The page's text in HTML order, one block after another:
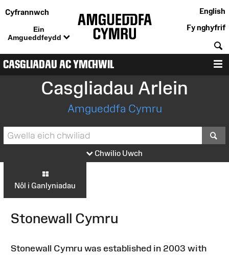
Cyfrannwch
Ein
Amgueddfeydd
English
Fy nghyfrif
CASGLIADAU AC YMCHWIL
Casgliadau Arlein
Amgueddfa Cymru
Chwilio Uwch
Nôl i Ganlyniadau
Stonewall Cymru
Stonewall Cymru was established in 2003 with